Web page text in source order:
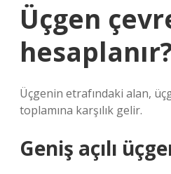
Üçgen
Üçgenin etrafındaki alan,
toplamına karşılık gelir.
Geniş açılı